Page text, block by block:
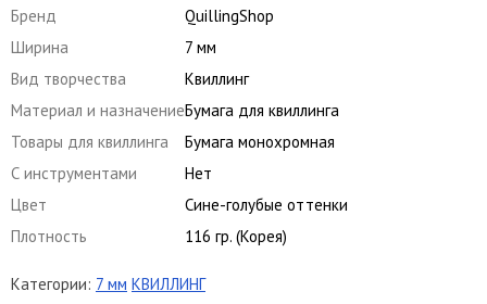
Бренд
QuillingShop
Ширина
7 мм
Вид творчества
Квиллинг
Материал и назначениеБумага для квиллинга
Товары для квиллинга
Бумага монохромная
С инструментами
Нет
Цвет
Сине-голубые оттенки
Плотность
116 гр. (Корея)
Категории: 7 мм КВИЛЛИНГ